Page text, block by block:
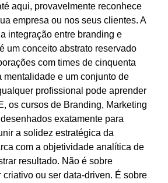
aqui, provavelmente reconhece
empresa ou nos seus clientes. A
integração entre branding e
um conceito abstrato reservado
com times de cinquenta
e um conjunto de
profissional pode aprender
os cursos de Branding, Marketing
exatamente para
a solidez estratégica da
com a objetividade analítica de
resultado. Não é sobre
criativo ou ser data-driven. É sobre